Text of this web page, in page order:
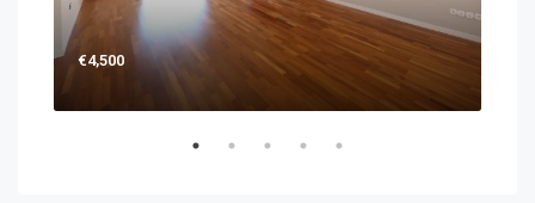
€4,500